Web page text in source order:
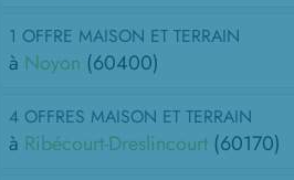
1 OFFRE MAISON ET TERRAIN
à Noyon (60400)
4 OFFRES MAISON ET TERRAIN
à Ribécourt-Dreslincourt (60170)